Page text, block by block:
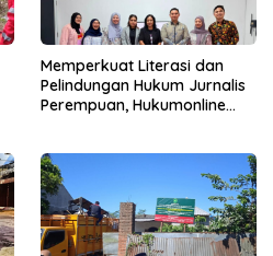
Memperkuat Literasi dan
Pelindungan Hukum Jurnalis
Perempuan, Hukumonline